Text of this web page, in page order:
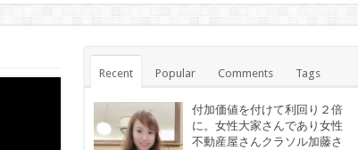
Recent Popular Comments Tags
付加価値を付けて利回り２倍
に。女性大家さんであり女性
不動産屋さんクラソル加藤さ